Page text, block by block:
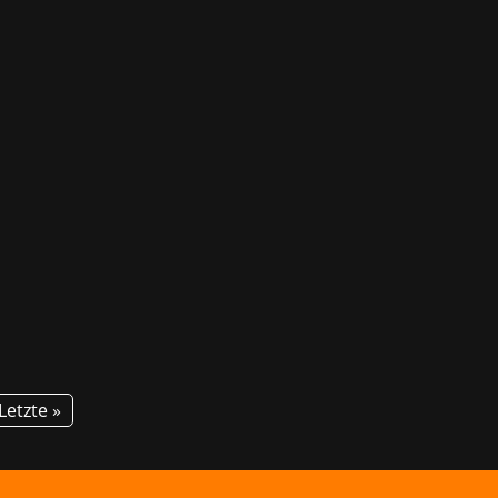
Letzte »